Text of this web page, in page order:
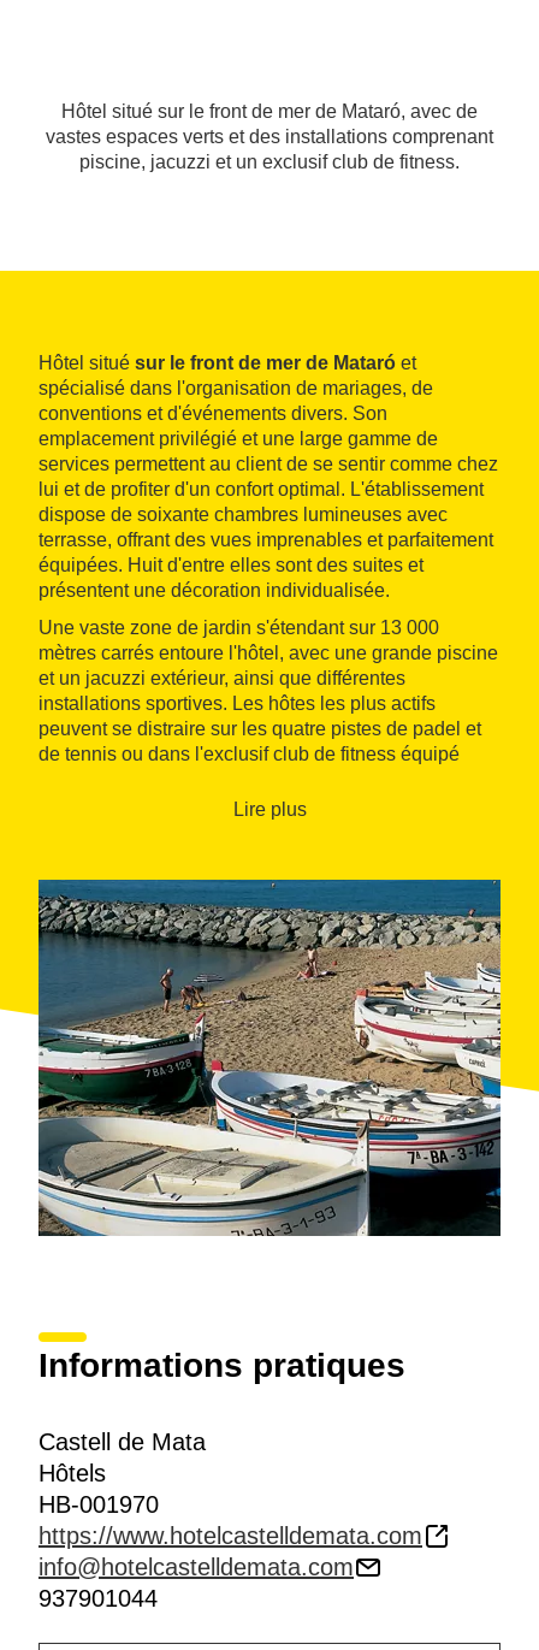
Hôtel situé sur le front de mer de Mataró, avec de
vastes espaces verts et des installations comprenant
piscine, jacuzzi et un exclusif club de fitness.
Hôtel situé sur le front de mer de Mataró et
spécialisé dans l'organisation de mariages, de
conventions et d'événements divers. Son
emplacement privilégié et une large gamme de
services permettent au client de se sentir comme chez
lui et de profiter d'un confort optimal. L'établissement
dispose de soixante chambres lumineuses avec
terrasse, offrant des vues imprenables et parfaitement
équipées. Huit d'entre elles sont des suites et
présentent une décoration individualisée.
Une vaste zone de jardin s'étendant sur 13 000
mètres carrés entoure l'hôtel, avec une grande piscine
et un jacuzzi extérieur, ainsi que différentes
installations sportives. Les hôtes les plus actifs
peuvent se distraire sur les quatre pistes de padel et
de tennis ou dans l'exclusif club de fitness équipé
restaurant de l'hôtel sert des plats de cuisine catalane
Lire plus
Informations pratiques
Castell de Mata
Hôtels
HB-001970
https://www.hotelcastelldemata.com
info@hotelcastelldemata.com
937901044